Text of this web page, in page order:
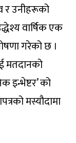
र उनीहरूको
वार्षिक एक
गरेको छ ।
मतदानको
इन्भेष्टर’ को
मस्यौदामा